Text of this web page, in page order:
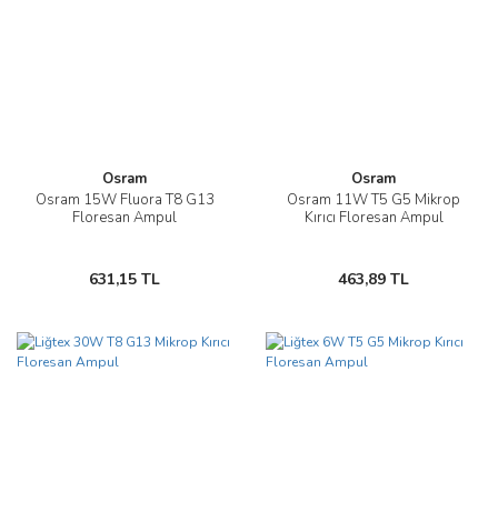
Osram
Osram 15W Fluora T8 G13
Floresan Ampul
631,15 TL
Osram
Osram 11W T5 G5 Mikrop
Kırıcı Floresan Ampul
463,89 TL